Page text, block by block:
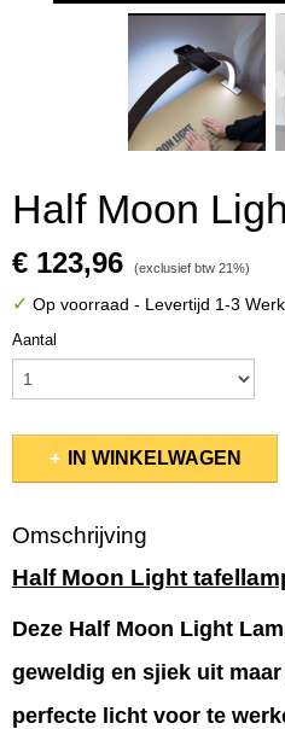
Half Moon
€ 123,96 (exclusief btw 21%)
✓ Op voorraad - Levertijd 1-3
Aantal
IN WINKELWAGEN
Omschrijving
Half Moon Light
Deze Half Moon Light
geweldig en sjiek uit
perfecte licht voor te